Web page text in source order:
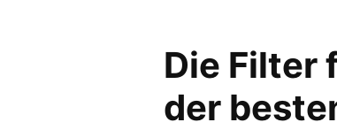
Die Filter
der